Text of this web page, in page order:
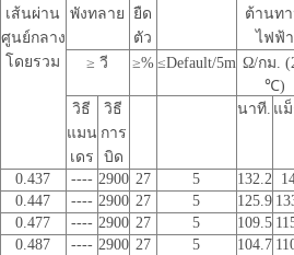
เส้นผ่าน
ศูนย์กลาง
โดยรวม
พังทลาย
ยืด
ตัว
ต้านท
ไฟฟ้า
≥ วี ≥% ≤Default/5m Ω/กม.
℃)
วิธี
แมน
เดร
วิธี
การ
บิด
นาที. แ
0.437 ---- 2900 27 5 132.2
0.447 ---- 2900 27 5 125.9
0.477 ---- 2900 27 5 109.5
0.487 ---- 2900 27 5 104.7